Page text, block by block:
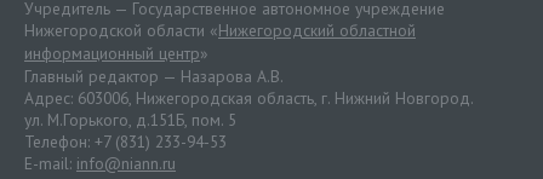
Учредитель — Государственное автономное учреждение
Нижегородской области «Нижегородский областной
информационный центр»
Главный редактор — Назарова А.В.
Адрес: 603006, Нижегородская область, г. Нижний Новгород.
ул. М.Горького, д.151Б, пом. 5
Телефон: +7 (831) 233-94-53
E-mail: info@niann.ru